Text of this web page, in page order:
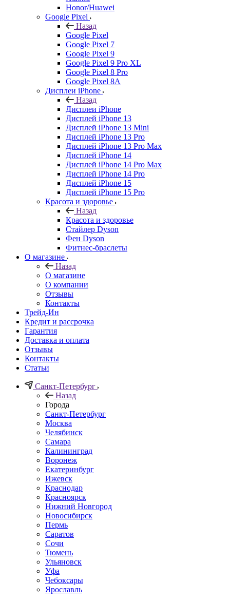
Honor/Huawei
Google Pixel
Назад
Google Pixel
Google Pixel 7
Google Pixel 9
Google Pixel 9 Pro XL
Google Pixel 8 Pro
Google Pixel 8A
Дисплеи iPhone
Назад
Дисплеи iPhone
Дисплей iPhone 13
Дисплей iPhone 13 Mini
Дисплей iPhone 13 Pro
Дисплей iPhone 13 Pro Max
Дисплей iPhone 14
Дисплей iPhone 14 Pro Max
Дисплей iPhone 14 Pro
Дисплей iPhone 15
Дисплей iPhone 15 Pro
Красота и здоровье
Назад
Красота и здоровье
Стайлер Dyson
Фен Dyson
Фитнес-браслеты
О магазине
Назад
О магазине
О компании
Отзывы
Контакты
Трейд-Ин
Кредит и рассрочка
Гарантия
Доставка и оплата
Отзывы
Контакты
Статьи
Санкт-Петербург
Назад
Города
Санкт-Петербург
Москва
Челябинск
Самара
Калининград
Воронеж
Екатеринбург
Ижевск
Краснодар
Красноярск
Нижний Новгород
Новосибирск
Пермь
Саратов
Сочи
Тюмень
Ульяновск
Уфа
Чебоксары
Ярославль